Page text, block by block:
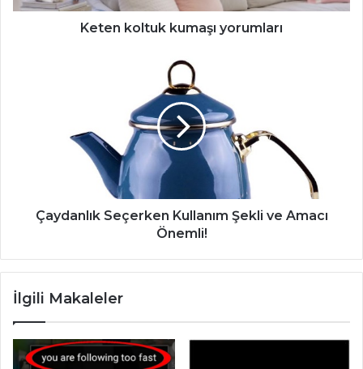
Keten koltuk kumaşı yorumları
Çaydanlık Seçerken Kullanım Şekli ve Amacı
Önemli!
İlgili Makaleler